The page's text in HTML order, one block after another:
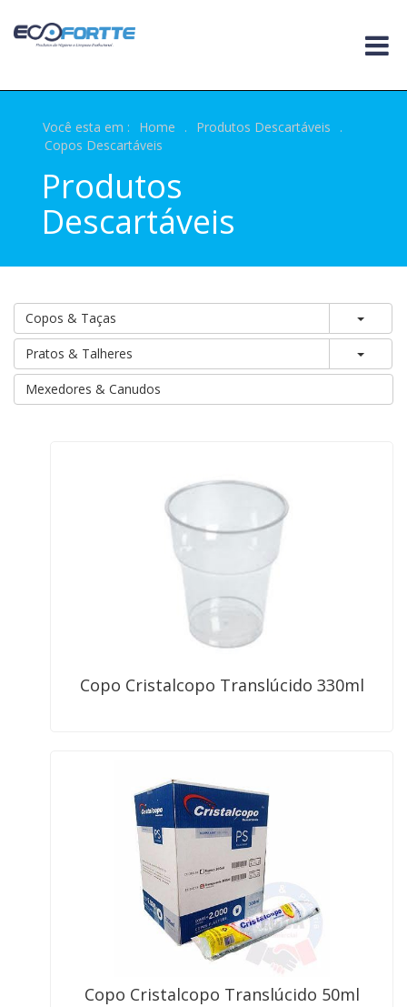
Você esta em : Home . Produtos Descartáveis
.
Copos Descartáveis
Produtos
Descartáveis
Copos & Taças
Pratos & Talheres
Mexedores & Canudos
Copo Cristalcopo Translúcido 330ml
Copo Cristalcopo Translúcido 50ml